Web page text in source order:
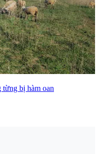
bị hàm oan